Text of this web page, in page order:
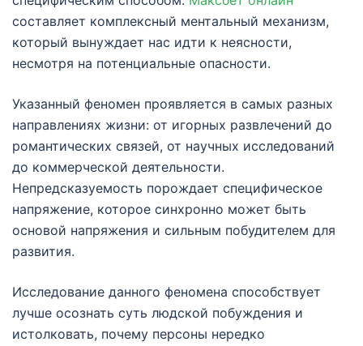
составляет комплексный ментальный механизм,
который вынуждает нас идти к неясности,
несмотря на потенциальные опасности.
Указанный феномен проявляется в самых разных
направлениях жизни: от игорных развлечений до
романтических связей, от научных исследований
до коммерческой деятельности.
Непредсказуемость порождает специфическое
напряжение, которое синхронно может быть
основой напряжения и сильным побудителем для
развития.
Исследование данного феномена способствует
лучше осознать суть людской побуждения и
истолковать, почему персоны нередко